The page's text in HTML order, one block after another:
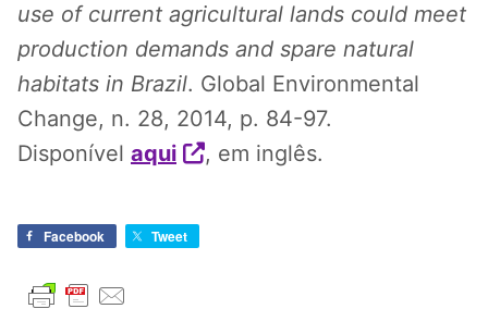
use of current agricultural lands could meet
production demands and spare natural
habitats in Brazil. Global Environmental
Change, n. 28, 2014, p. 84-97.
Disponível aqui , em inglês.
Facebook Tweet